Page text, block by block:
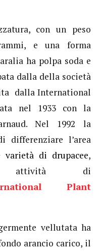
con un peso
e una forma
ha polpa soda e
dalla della società
dalla International
nel 1933 con la
Nel 1992 la
differenziare l’area
di drupacee,
attività di
Plant
vellutata ha
arancio carico, il